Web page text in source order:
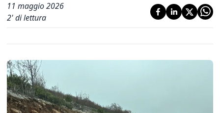
11 maggio 2026
2' di lettura